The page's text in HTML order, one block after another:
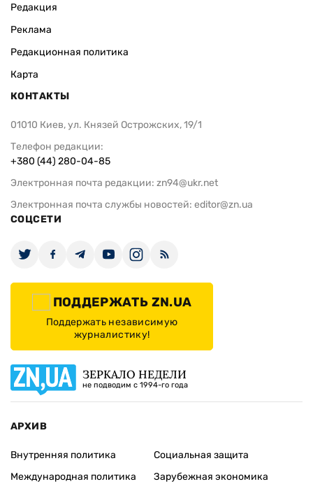
Редакция
Реклама
Редакционная политика
Карта
КОНТАКТЫ
01010 Киев, ул. Князей Острожских, 19/1
Телефон редакции:
+380 (44) 280-04-85
Электронная почта редакции: zn94@ukr.net
Электронная почта службы новостей: editor@zn.ua
СОЦСЕТИ
ПОДДЕРЖАТЬ ZN.UA
Поддержать независимую
журналистику!
ЗЕРКАЛО НЕДЕЛИ
не подводим с 1994-го года
АРХИВ
Внутренняя политика
Международная политика
Социальная защита
Зарубежная экономика